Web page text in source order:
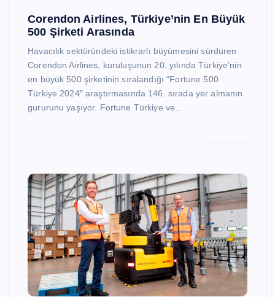
Corendon Airlines, Türkiye’nin En Büyük
500 Şirketi Arasında
Havacılık sektöründeki istikrarlı büyümesini sürdüren
Corendon Airlines, kuruluşunun 20. yılında Türkiye’nin
en büyük 500 şirketinin sıralandığı “Fortune 500
Türkiye 2024″ araştırmasında 146. sırada yer almanın
gururunu yaşıyor. Fortune Türkiye ve…